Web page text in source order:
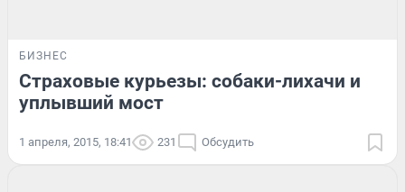
БИЗНЕС
Страховые курьезы: собаки-лихачи и
уплывший мост
1 апреля, 2015, 18:41 231 Обсудить